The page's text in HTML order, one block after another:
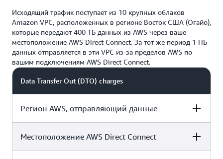
Исходящий трафик поступает из 10 крупных облаков
Amazon VPC, расположенных в регионе Восток США (Огайо),
которые передают 400 ТБ данных из AWS через ваше
местоположение AWS Direct Connect. За тот же период 1 ПБ
данных отправляется в эти VPC из-за пределов AWS по
вашим подключениям AWS Direct Connect.
Data Transfer Out (DTO) charges
Регион AWS, отправляющий данные
Восток США (Огайо)
Местоположение AWS Direct Connect